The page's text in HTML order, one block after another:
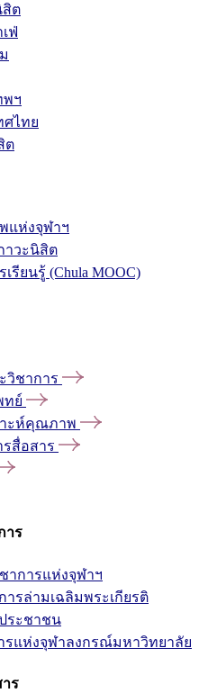
ต
ฟ่
พฯ
ศไทย
ต
แห่งจุฬาฯ
าวะนิสิต
รียนรู้ (Chula MOOC)
วิชาการ
ทย์
าะห์คุณภาพ
สื่อสาร
าร
าการแห่งจุฬาฯ
รล่ามเฉลิมพระเกียรติ
ระชาชน
รแห่งจุฬาลงกรณ์มหาวิทยาลัย
ร